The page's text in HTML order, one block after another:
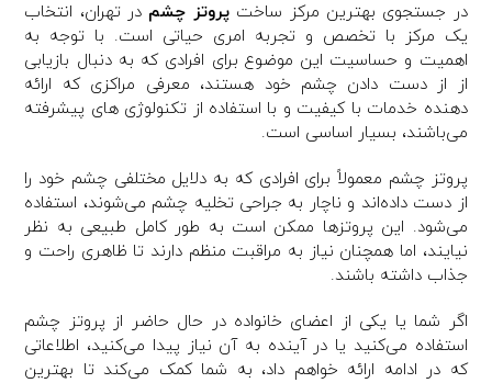
در جستجوی بهترین مرکز ساختپروتز چشم در تهران، انتخاب
یک مرکز با تخصص و تجربه امری حیاتی است. با توجه به
اهمیت و حساسیت این موضوع برای افرادی که به دنبال بازیابی
از از دست دادن چشم خود هستند، معرفی مراکزی که ارائه
دهنده خدمات با کیفیت و با استفاده از تکنولوژی های پیشرفته
می‌باشند، بسیار اساسی است.
پروتز چشم معمولاً برای افرادی که به دلایل مختلفی چشم خود را
از دست داده‌اند و ناچار به جراحی تخلیه چشم می‌شوند، استفاده
می‌شود. این پروتزها ممکن است به طور کامل طبیعی به نظر
نیایند، اما همچنان نیاز به مراقبت منظم دارند تا ظاهری راحت و
جذاب داشته باشند.
اگر شما یا یکی از اعضای خانواده در حال حاضر از پروتز چشم
استفاده می‌کنید یا در آینده به آن نیاز پیدا می‌کنید، اطلاعاتی
که در ادامه ارائه خواهم داد، به شما کمک می‌کند تا بهترین